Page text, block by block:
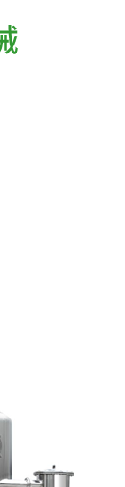
品、果汁等液
1.3的浸膏，它
效果好，加热管